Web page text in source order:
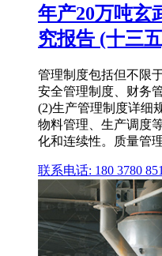
年产20万吨玄
究报告 (十三
管理制度包括但不限
安全管理制度、财务
(2)生产管理制度详细
物料管理、生产调度
化和连续性。质量管
联系电话: 180 3780